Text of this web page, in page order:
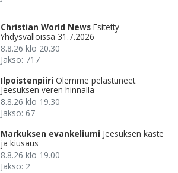
Christian World News Esitetty
Yhdysvalloissa 31.7.2026
8.8.26 klo 20.30
Jakso: 717
Ilpoistenpiiri Olemme pelastuneet
Jeesuksen veren hinnalla
8.8.26 klo 19.30
Jakso: 67
Markuksen evankeliumi Jeesuksen kaste
ja kiusaus
8.8.26 klo 19.00
Jakso: 2